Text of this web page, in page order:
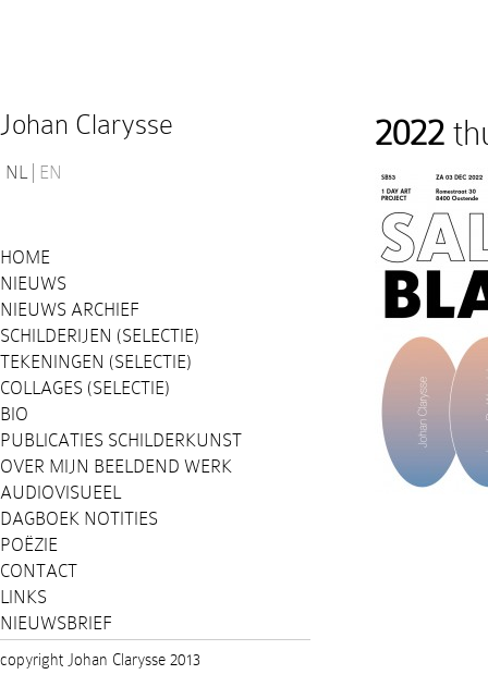
Johan Clarysse
NL EN
HOME
NIEUWS
NIEUWS ARCHIEF
SCHILDERIJEN (SELECTIE)
TEKENINGEN (SELECTIE)
COLLAGES (SELECTIE)
BIO
PUBLICATIES SCHILDERKUNST
OVER MIJN BEELDEND WERK
AUDIOVISUEEL
DAGBOEK NOTITIES
POËZIE
CONTACT
LINKS
NIEUWSBRIEF
2022
copyright Johan Clarysse 2013